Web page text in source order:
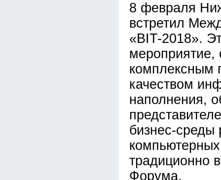
8 февраля
встретил
«BIT-2018».
комплексным
качеством
наполнения,
бизнес-среды
традиционно
Форума.